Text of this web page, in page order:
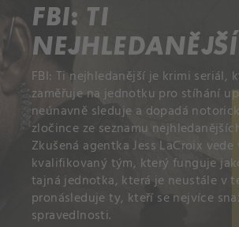
FBI: TI
NEJHLEDANĚJŠÍ
FBI: Ti nejhledanější je krimi seriál,
zaměřuje na jednotku pro stíhání
neúnavně sleduje a dopadá
zločince ze seznamu
Zkušená agentka Jess LaCroix vede
kvalifikovaný tým, který funguje
tajná jednotka, která je neustále v
pronásleduje ty, kteří se nejvíce
spravedlnosti.